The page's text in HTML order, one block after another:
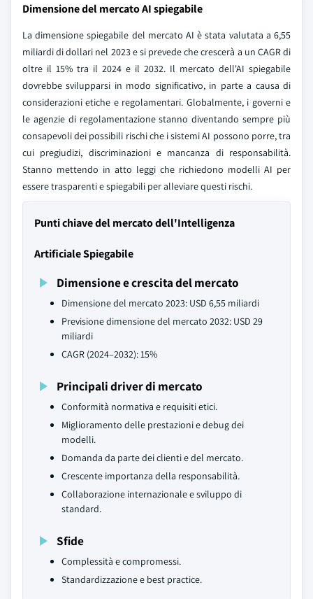
Dimensione del mercato AI spiegabile
La dimensione spiegabile del mercato AI è stata valutata a 6,55
miliardi di dollari nel 2023 e si prevede che crescerà a un CAGR di
oltre il 15% tra il 2024 e il 2032. Il mercato dell'AI spiegabile
dovrebbe svilupparsi in modo significativo, in parte a causa di
considerazioni etiche e regolamentari. Globalmente, i governi e
le agenzie di regolamentazione stanno diventando sempre più
consapevoli dei possibili rischi che i sistemi AI possono porre, tra
cui pregiudizi, discriminazioni e mancanza di responsabilità.
Stanno mettendo in atto leggi che richiedono modelli AI per
essere trasparenti e spiegabili per alleviare questi rischi.
Punti chiave del mercato dell'Intelligenza
Artificiale Spiegabile
Dimensione e crescita del mercato
Dimensione del mercato 2023: USD 6,55 miliardi
Previsione dimensione del mercato 2032: USD 29
miliardi
CAGR (2024–2032): 15%
Principali driver di mercato
Conformità normativa e requisiti etici.
Miglioramento delle prestazioni e debug dei
modelli.
Domanda da parte dei clienti e del mercato.
Crescente importanza della responsabilità.
Collaborazione internazionale e sviluppo di
standard.
Sfide
Complessità e compromessi.
Standardizzazione e best practice.